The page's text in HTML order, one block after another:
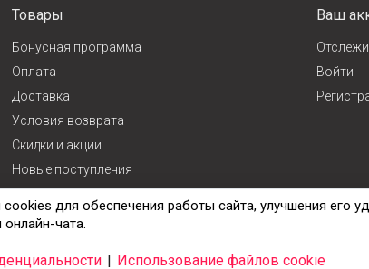
Товары
Бонусная программа
Оплата
Доставка
Условия возврата
Cкидки и акции
Новые поступления
Лидеры продаж
Ваш
Войти
для обеспечения работы сайта, улучшения его
чата.
| Использование файлов cookie